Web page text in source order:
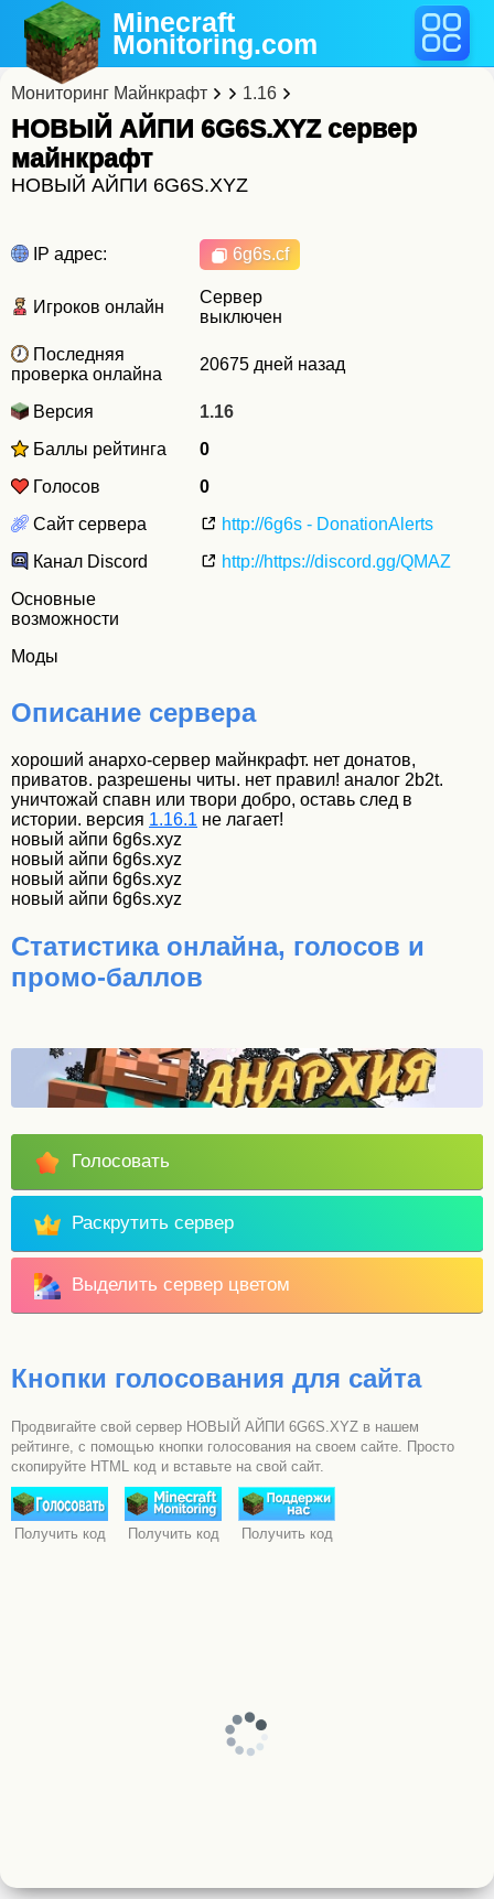
Minecraft
Monitoring.com
Мониторинг Майнкрафт 1.16
НОВЫЙ АЙПИ 6G6S.XYZ cервер
майнкрафт
НОВЫЙ АЙПИ 6G6S.XYZ
IP адрес: 6g6s.cf
Игроков онлайн
Сервер
выключен
Последняя
проверка онлайна
20675 дней назад
Версия
1.16
Баллы рейтинга
0
Голосов
0
Сайт сервера
http://6g6s - DonationAlerts
Канал Discord
http://https://discord.gg/QMAZ
Основные
возможности
Моды
Описание сервера
хороший анархо-сервер майнкрафт. нет донатов,
приватов. разрешены читы. нет правил! аналог 2b2t.
уничтожай спавн или твори добро, оставь след в
истории. версия 1.16.1 не лагает!
новый айпи 6g6s.xyz
новый айпи 6g6s.xyz
новый айпи 6g6s.xyz
новый айпи 6g6s.xyz
Статистика онлайна, голосов и
промо-баллов
Голосовать
Раскрутить сервер
Выделить сервер цветом
Кнопки голосования для сайта
Продвигайте свой сервер НОВЫЙ АЙПИ 6G6S.XYZ в нашем
рейтинге, с помощью кнопки голосования на своем сайте. Просто
скопируйте HTML код и вставьте на свой сайт.
Получить код Получить код Получить код